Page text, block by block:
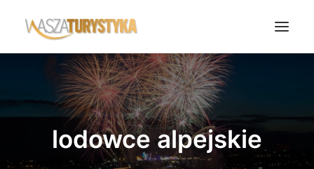
Księga wspomnień
Biura podróży
Transport
Noclegi
lodowce alpejskie